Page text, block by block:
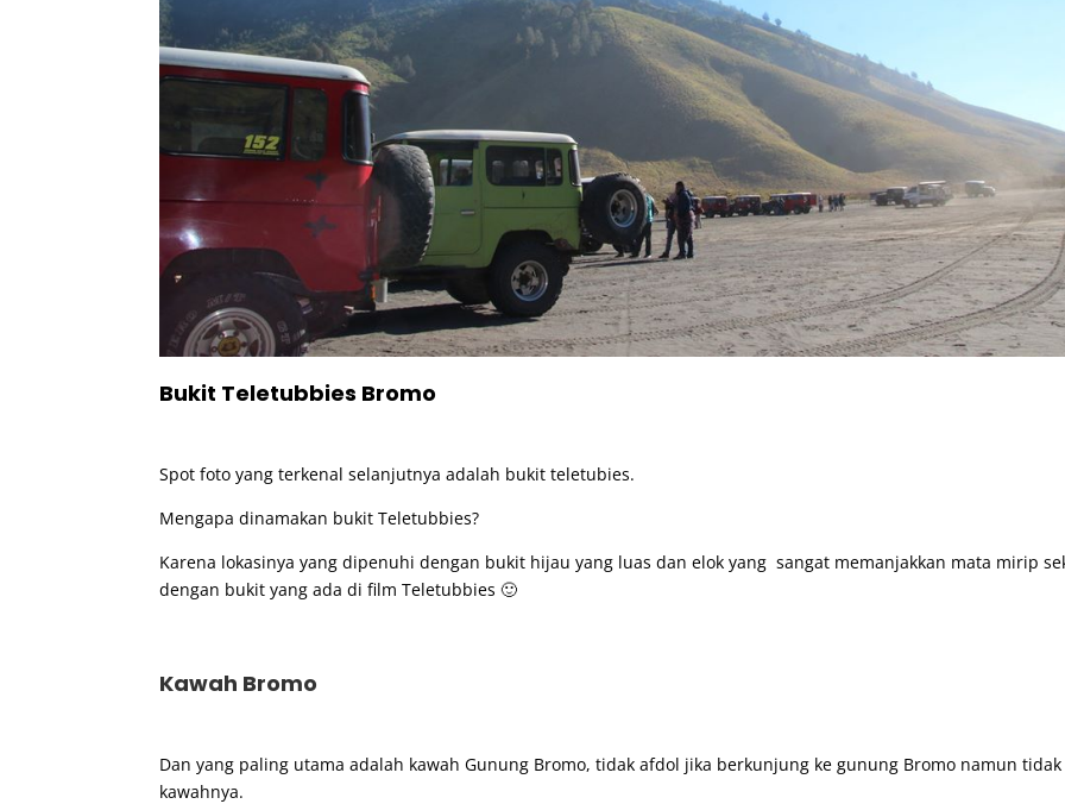
Bukit Teletubbies Bromo
Spot foto yang terkenal selanjutnya adalah bukit teletubies.
Mengapa dinamakan bukit Teletubbies?
Karena lokasinya yang dipenuhi dengan bukit hijau yang luas dan elok yang sangat memanjakkan mata mirip
dengan bukit yang ada di film Teletubbies 🙂
Kawah Bromo
Dan yang paling utama adalah kawah Gunung Bromo, tidak afdol jika berkunjung ke gunung Bromo namun tidak
kawahnya.